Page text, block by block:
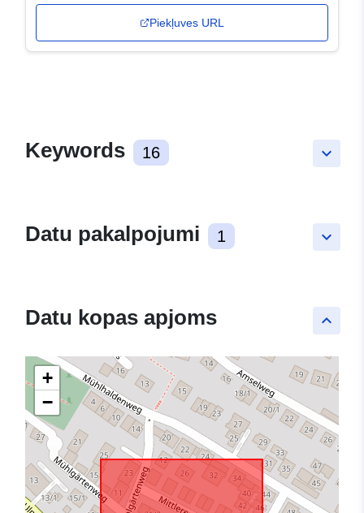
Piekļuves URL
keyboard_arrow_down
Keywords 16
keyboard_arrow_down
Datu pakalpojumi 1
keyboard_arrow_up
Datu kopas apjoms
+
−